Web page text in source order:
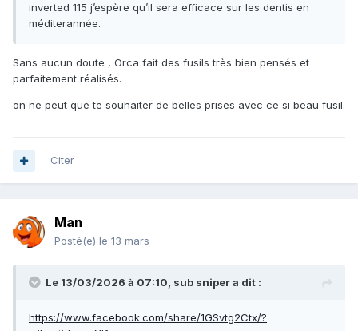
inverted 115 j’espère qu’il sera efficace sur les dentis en
méditerannée.
Sans aucun doute , Orca fait des fusils très bien pensés et
parfaitement réalisés.
on ne peut que te souhaiter de belles prises avec ce si beau fusil.
Citer
Man
Posté(e) le 13 mars
Le 13/03/2026 à 07:10, sub snipera dit :
https://www.facebook.com/share/1GSvtg2Ctx/?